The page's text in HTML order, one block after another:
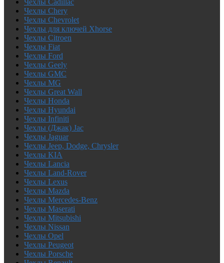
Чехлы Cadillac
Чехлы Chery
Чехлы Chevrolet
Чехлы для ключей Xhorse
Чехлы Citroen
Чехлы Fiat
Чехлы Ford
Чехлы Geely
Чехлы GMC
Чехлы MG
Чехлы Great Wall
Чехлы Honda
Чехлы Hyundai
Чехлы Infiniti
Чехлы (Джак) Jac
Чехлы Jaguar
Чехлы Jeep, Dodge, Chrysler
Чехлы KIA
Чехлы Lancia
Чехлы Land-Rover
Чехлы Lexus
Чехлы Mazda
Чехлы Mercedes-Benz
Чехлы Maserati
Чехлы Mitsubishi
Чехлы Nissan
Чехлы Opel
Чехлы Peugeot
Чехлы Porsche